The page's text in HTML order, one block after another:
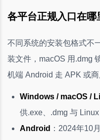
各平台正规入口在哪
不同系统的安装包格式不
装文件，macOS 用.dmg
机端 Android 走 APK 或
Windows / macOS /
供.exe、.dmg 与 Linux
Android ：2024年10